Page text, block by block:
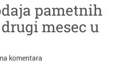
pametnih
mesec u
komentara